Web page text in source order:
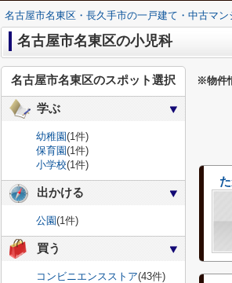
名古屋市名東区・長久手市の一戸建て・中古マ
名古屋市名東区の小児科
※物件
名古屋市名東区のスポット選択
学ぶ
幼稚園(1件)
保育園(1件)
小学校(1件)
出かける
公園(1件)
買う
コンビニエンスストア(43件)